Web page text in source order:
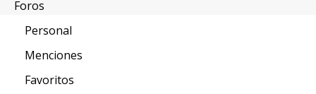
Foros
Personal
Menciones
Favoritos